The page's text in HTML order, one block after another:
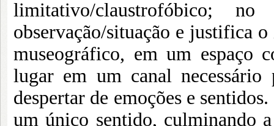
limitativo/claustrofóbico;
observação/situação e justifica
museográfico, em um espaço
lugar em um canal
despertar de emoções e
um único sentido, culminando